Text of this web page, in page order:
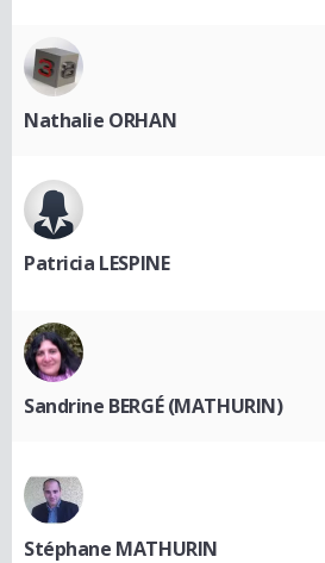
Nathalie ORHAN
Patricia LESPINE
Sandrine BERGÉ (MATHURIN)
Stéphane MATHURIN